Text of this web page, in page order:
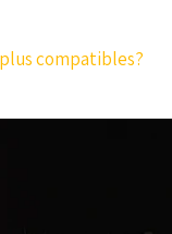
compatibles?